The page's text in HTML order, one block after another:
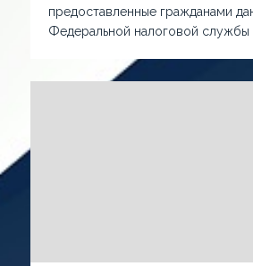
предоставленные гражданами
Федеральной налоговой службы